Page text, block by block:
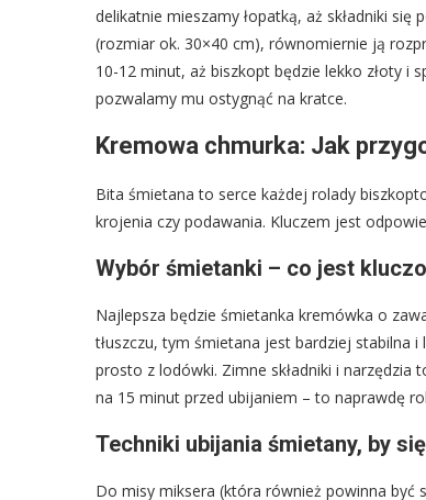
delikatnie mieszamy łopatką, aż składniki się
(rozmiar ok. 30×40 cm), równomiernie ją
10-12 minut, aż biszkopt będzie lekko złoty i
pozwalamy mu ostygnąć na kratce.
Kremowa chmurka: Jak
Bita śmietana to serce każdej rolady
krojenia czy podawania. Kluczem jest
Wybór śmietanki – co jest
Najlepsza będzie śmietanka kremówka o
tłuszczu, tym śmietana jest bardziej stabilna
prosto z lodówki. Zimne składniki i narzędzia
na 15 minut przed ubijaniem – to naprawdę
Techniki ubijania śmietany, by
Do misy miksera (która również powinna być